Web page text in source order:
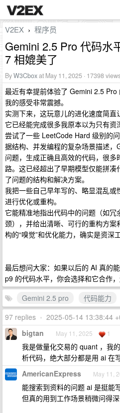
V2EX › 程序员
Gemini 2.5 Pro 代码水
7 相媲美了
ByW3Cboxat May 11, 2025 · 17398
最近有幸提前体验了 Gemini 2.5 Pro
我的感受非常震撼。
实测下来，这玩意儿的进化速度简直
它已经能完成很多我原本以为只有资
尝试了一些 LeetCode Hard 级别的
据结构、并发编程的复杂场景描述
问题，生成正确且高效的代码，很
路。这已经超出了早期模型仅能拼凑
了问题的结构和解决方案。
我把一些自己早年写的、略显混乱
进行优化或重构。
它能精准地指出代码中的问题（如
颈），并给出清晰、可行的重构方
构的“嗅觉”和优化能力，确实是资深
最后想问大家：如果以后的 AI 真的
p9 的代码水平，你会选择和它合作，
Gemini 2.5 pro
代码能力
97 replies • 2025-05-14 13:38:44
bigtan May 11, 2025 1
我是做量化交易的 quant ，我
析代码，绝大部分都是用 ai 在
AmericanExpress May 11,
能搜索到资料的问题 ai 是挺能
但真的用到工作场景稍微问得